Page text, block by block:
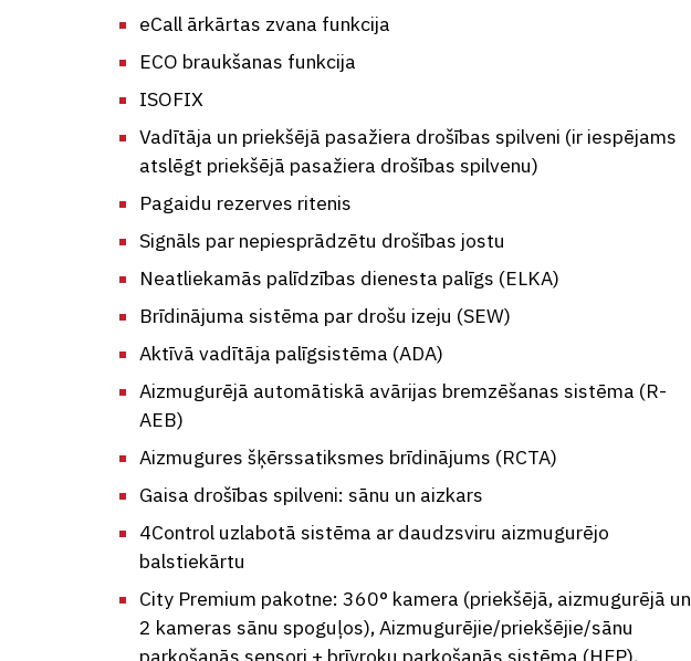
eCall ārkārtas zvana funkcija
ECO braukšanas funkcija
ISOFIX
Vadītāja un priekšējā pasažiera drošības spilveni (ir iespējams
atslēgt priekšējā pasažiera drošības spilvenu)
Pagaidu rezerves ritenis
Signāls par nepiesprādzētu drošības jostu
Neatliekamās palīdzības dienesta palīgs (ELKA)
Brīdinājuma sistēma par drošu izeju (SEW)
Aktīvā vadītāja palīgsistēma (ADA)
Aizmugurējā automātiskā avārijas bremzēšanas sistēma (R-
AEB)
Aizmugures šķērssatiksmes brīdinājums (RCTA)
Gaisa drošības spilveni: sānu un aizkars
4Control uzlabotā sistēma ar daudzsviru aizmugurējo
balstiekārtu
City Premium pakotne: 360° kamera (priekšējā, aizmugurējā un
2 kameras sānu spoguļos), Aizmugurējie/priekšējie/sānu